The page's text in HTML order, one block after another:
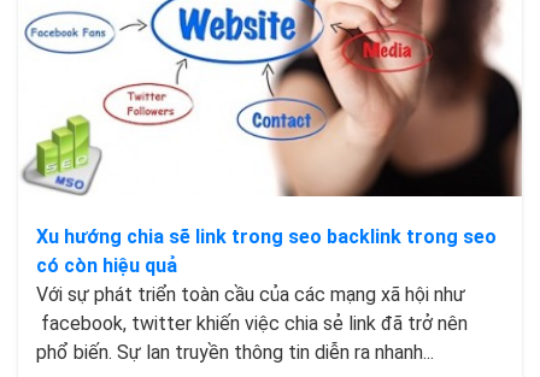
Xu hướng chia sẽ link trong seo backlink trong seo
có còn hiệu quả
Với sự phát triển toàn cầu của các mạng xã hội như
facebook, twitter khiến việc chia sẻ link đã trở nên
phổ biến. Sự lan truyền thông tin diễn ra nhanh...